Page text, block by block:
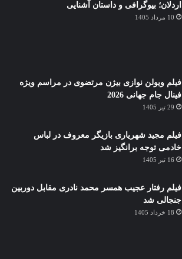
اردلان؛ بیوگرافی و داستان آشنایی
10 مرداد 1405
فیلم ویولن نوازی بیژن مرتضوی در مراسم ویژه
فینال جام جهانی 2026
29 تیر 1405
فیلم مجید شهریاری بازیگر معروف در لباس
خادمی توجه برانگیز شد
16 تیر 1405
فیلم رفتار عجیب همسر محمد نادری مقابل دوربین
جنجالی شد
18 خرداد 1405